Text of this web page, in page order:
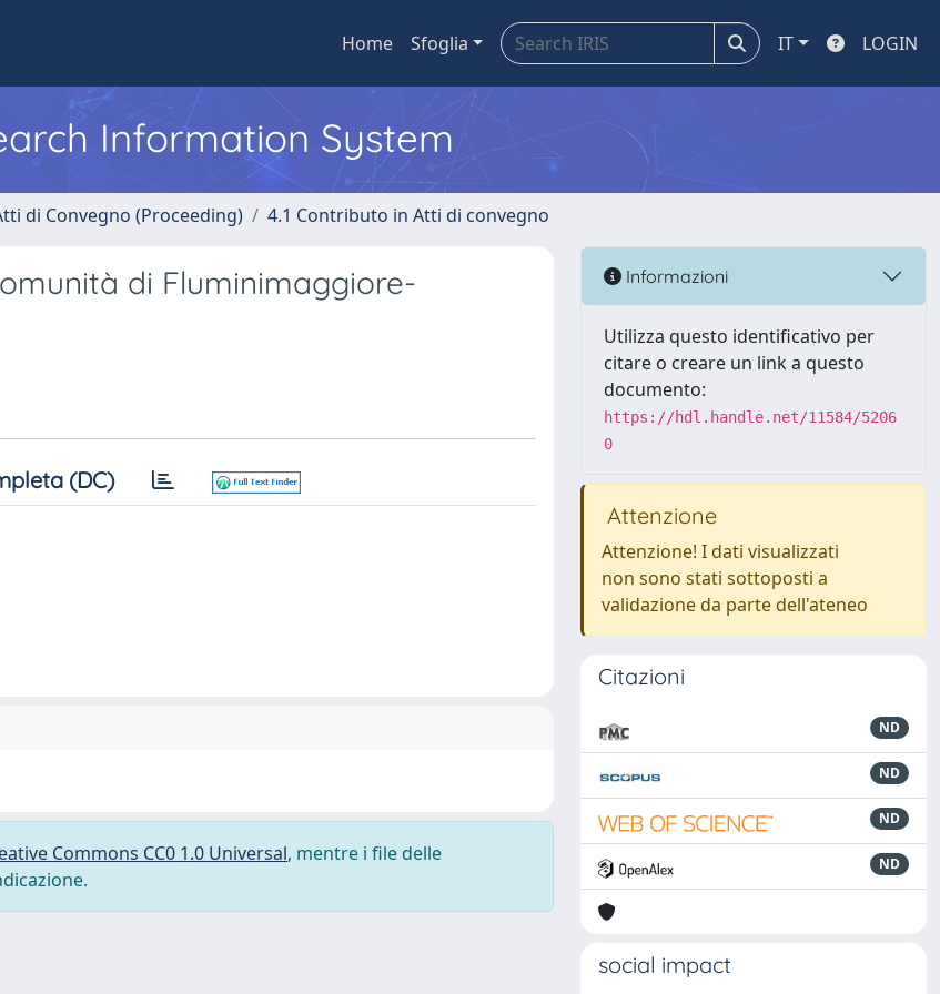
Home Sfoglia IT LOGIN
Information System
di Convegno (Proceeding) 4.1 Contributo in Atti di convegno
di Fluminimaggiore-
(DC)
Commons CC0 1.0 Universal, mentre i file delle
Informazioni
Utilizza questo identificativo per
citare o creare un link a questo
documento:
https://hdl.handle.net/11584/5206
0
Attenzione
Attenzione! I dati visualizzati
non sono stati sottoposti a
validazione da parte dell'ateneo
Citazioni
ND
ND
ND
ND
social impact